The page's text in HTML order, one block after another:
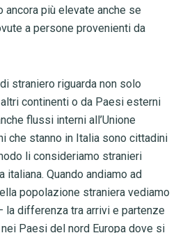
più elevate anche se
a persone provenienti da
straniero riguarda non solo
continenti o da Paesi esterni
flussi interni all’Unione
che stanno in Italia sono cittadini
li consideriamo stranieri
Quando andiamo ad
popolazione straniera vediamo
la differenza tra arrivi e partenze
Paesi del nord Europa dove si